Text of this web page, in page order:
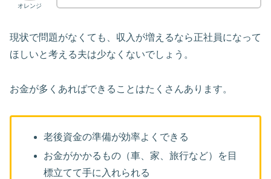
オレンジ
現状で問題がなくても、収入が増えるなら正社員になって
ほしいと考える夫は少なくないでしょう。
お金が多くあればできることはたくさんあります。
老後資金の準備が効率よくできる
お金がかかるもの（車、家、旅行など）を目
標立てて手に入れられる